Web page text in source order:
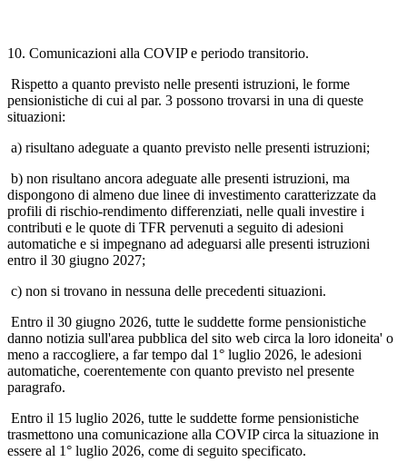
10. Comunicazioni alla COVIP e periodo transitorio.
Rispetto a quanto previsto nelle presenti istruzioni, le forme
pensionistiche di cui al par. 3 possono trovarsi in una di queste
situazioni:
a) risultano adeguate a quanto previsto nelle presenti istruzioni;
b) non risultano ancora adeguate alle presenti istruzioni, ma
dispongono di almeno due linee di investimento caratterizzate da
profili di rischio-rendimento differenziati, nelle quali investire i
contributi e le quote di TFR pervenuti a seguito di adesioni
automatiche e si impegnano ad adeguarsi alle presenti istruzioni
entro il 30 giugno 2027;
c) non si trovano in nessuna delle precedenti situazioni.
Entro il 30 giugno 2026, tutte le suddette forme pensionistiche
danno notizia sull'area pubblica del sito web circa la loro idoneita' o
meno a raccogliere, a far tempo dal 1° luglio 2026, le adesioni
automatiche, coerentemente con quanto previsto nel presente
paragrafo.
Entro il 15 luglio 2026, tutte le suddette forme pensionistiche
trasmettono una comunicazione alla COVIP circa la situazione in
essere al 1° luglio 2026, come di seguito specificato.